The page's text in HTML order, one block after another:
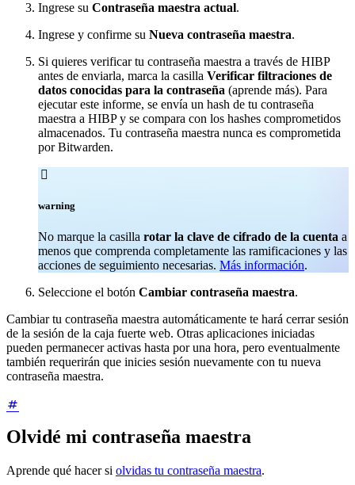
Ingrese su Contraseña maestra actual.
Ingrese y confirme su Nueva contraseña maestra.
Si quieres verificar tu contraseña maestra a través de HIBP
antes de enviarla, marca la casilla Verificar filtraciones de
datos conocidas para la contraseña (aprende más). Para
ejecutar este informe, se envía un hash de tu contraseña
maestra a HIBP y se compara con los hashes comprometidos
almacenados. Tu contraseña maestra nunca es comprometida
por Bitwarden.

warning
No marque la casilla rotar la clave de cifrado de la cuenta a
menos que comprenda completamente las ramificaciones y las
acciones de seguimiento necesarias. Más información.
Seleccione el botón Cambiar contraseña maestra.
Cambiar tu contraseña maestra automáticamente te hará cerrar sesión
de la sesión de la caja fuerte web. Otras aplicaciones iniciadas
pueden permanecer activas hasta por una hora, pero eventualmente
también requerirán que inicies sesión nuevamente con tu nueva
contraseña maestra.
Olvidé mi contraseña maestra
Aprende qué hacer si olvidas tu contraseña maestra.